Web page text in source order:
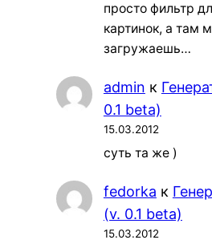
просто фильтр
картинок, а там
загружаешь…
admin к
0.1 beta)
15.03.2012
суть та же )
fedorka к
(v. 0.1 beta)
15.03.2012